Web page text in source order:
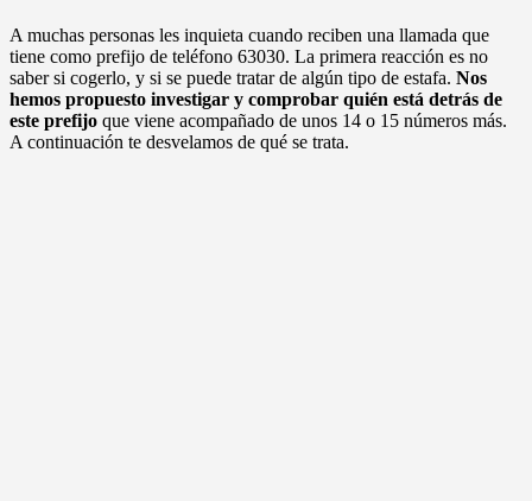
A muchas personas les inquieta cuando reciben una llamada que
tiene como prefijo de teléfono 63030. La primera reacción es no
saber si cogerlo, y si se puede tratar de algún tipo de estafa. Nos
hemos propuesto investigar y comprobar quién está detrás de
este prefijo que viene acompañado de unos 14 o 15 números más.
A continuación te desvelamos de qué se trata.